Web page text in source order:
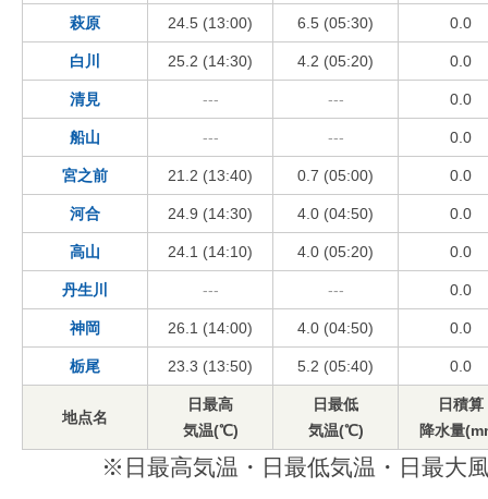
萩原 24.5 (13:00) 6.5 (05:30) 0.0
白川 25.2 (14:30) 4.2 (05:20) 0.0
清見 --- --- 0.0
船山 --- --- 0.0
宮之前 21.2 (13:40) 0.7 (05:00) 0.0
河合 24.9 (14:30) 4.0 (04:50) 0.0
高山 24.1 (14:10) 4.0 (05:20) 0.0
丹生川 --- --- 0.0
神岡 26.1 (14:00) 4.0 (04:50) 0.0
栃尾 23.3 (13:50) 5.2 (05:40) 0.0
地点名
日最高
気温(℃)
日最低
気温(℃)
日積算
降水量
※日最高気温・日最低気温・日最大